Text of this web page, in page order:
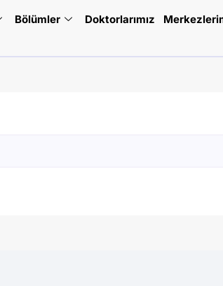
Bölümler Doktorlarımız